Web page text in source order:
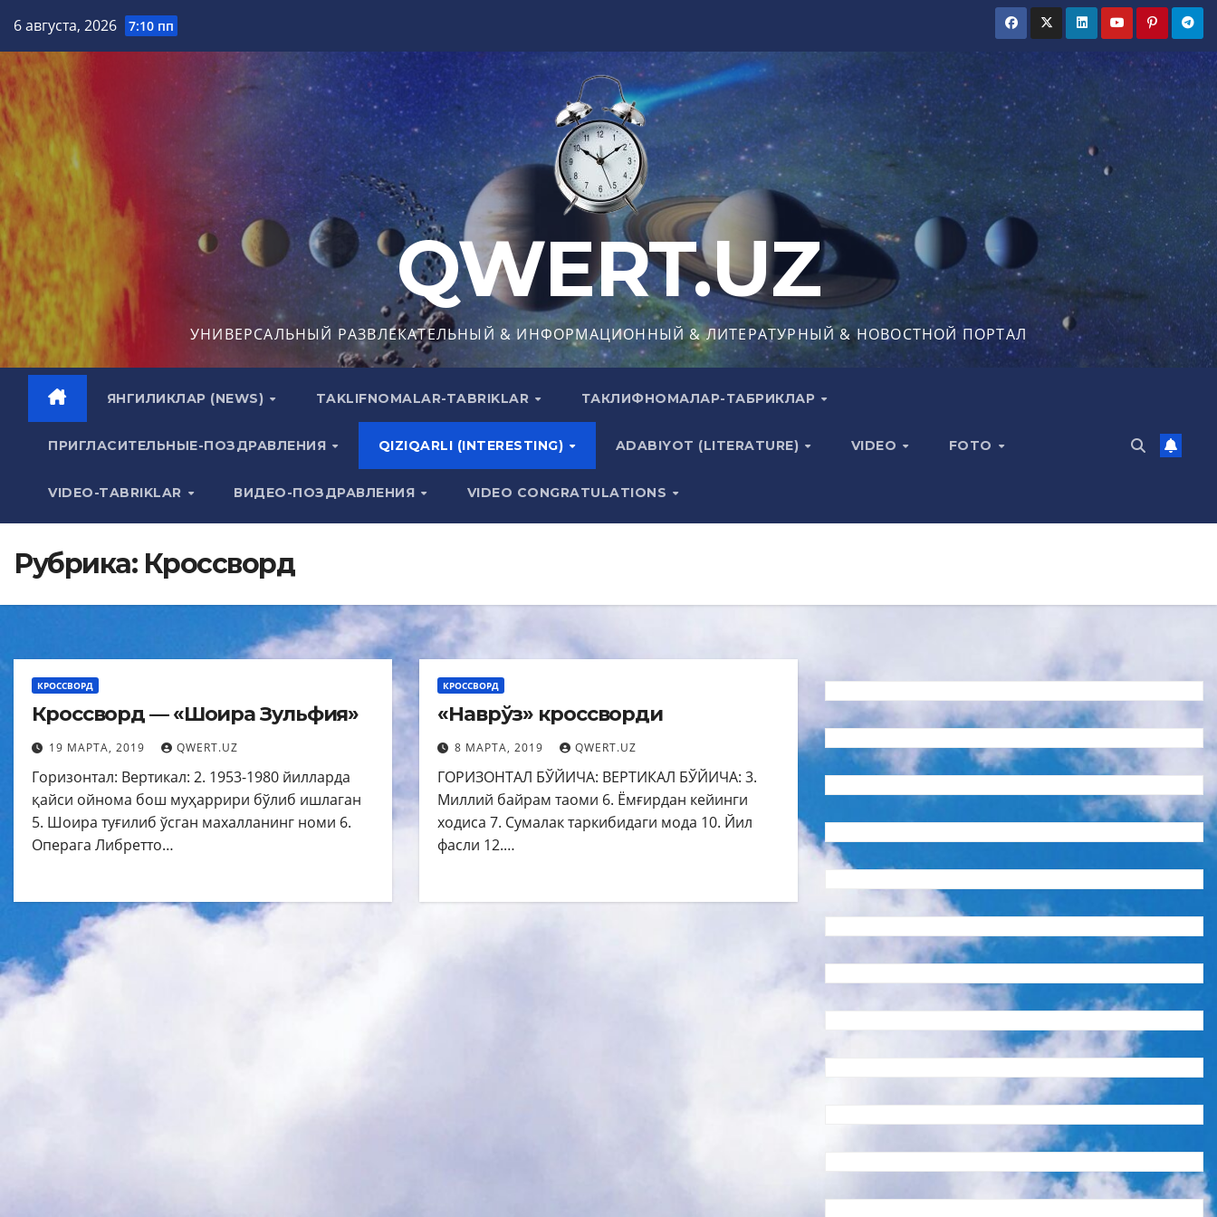
содержимому
6 августа, 2026 7:10 пп
QWERT.UZ
УНИВЕРСАЛЬНЫЙ РАЗВЛЕКАТЕЛЬНЫЙ & ИНФОРМАЦИОННЫЙ & ЛИТЕРАТУРНЫЙ & НОВОСТНОЙ ПОРТАЛ
ЯНГИЛИКЛАР (NEWS) TAKLIFNOMALAR-TABRIKLAR ТАКЛИФНОМАЛАР-ТАБРИКЛАР
ПРИГЛАСИТЕЛЬНЫЕ-ПОЗДРАВЛЕНИЯ QIZIQARLI (INTERESTING) ADABIYOT (LITERATURE) VIDEO FOTO
VIDEO-TABRIKLAR ВИДЕО-ПОЗДРАВЛЕНИЯ VIDEO CONGRATULATIONS
Рубрика: Кроссворд
КРОССВОРД
Кроссворд — «Шоира Зульфия»
19 МАРТА, 2019 QWERT.UZ
Горизонтал: Вертикал: 2. 1953-1980 йилларда
қайси ойнома бош муҳаррири бўлиб ишлаган
5. Шоира туғилиб ўсган махалланинг номи 6.
Операга Либретто…
КРОССВОРД
«Наврўз» кроссворди
8 МАРТА, 2019 QWERT.UZ
ГОРИЗОНТАЛ БЎЙИЧА: ВЕРТИКАЛ БЎЙИЧА: 3.
Миллий байрам таоми 6. Ёмғирдан кейинги
ходиса 7. Сумалак таркибидаги мода 10. Йил
фасли 12.…